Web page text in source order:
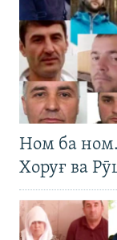
Ном ба
Хоруғ ва